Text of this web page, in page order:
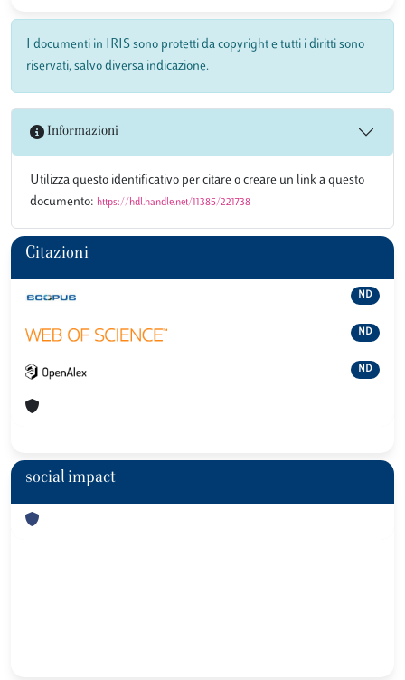
I documenti in IRIS sono protetti da copyright e tutti i diritti sono
riservati, salvo diversa indicazione.
Informazioni
Utilizza questo identificativo per citare o creare un link a questo
documento: https://hdl.handle.net/11385/221738
Citazioni
ND
ND
ND
social impact